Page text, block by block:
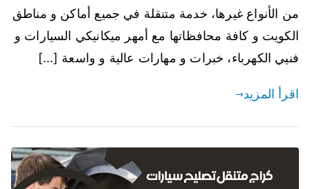
من الأنواع غيرها، خدمة متنقلة في جميع أماكن و مناطق
الكويت و كافة محافظاتها مع أمهر ميكانيكي السيارات و
فنيي الكهرباء، خبرات و مهارات عالية و واسعة […]
اقرأ المزيد